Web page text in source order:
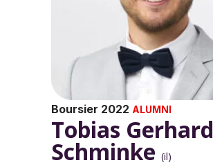
Boursier 2022 ALUMNI
Tobias Gerhard
Schminke (il)